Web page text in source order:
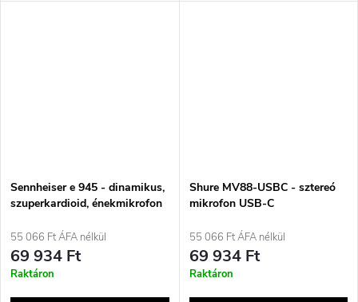
Sennheiser e 945 - dinamikus,
szuperkardioid, énekmikrofon
55 066 Ft ÁFA nélkül
69 934 Ft
Raktáron
Shure MV88-USBC - sztereó
mikrofon USB-C
55 066 Ft ÁFA nélkül
69 934 Ft
Raktáron